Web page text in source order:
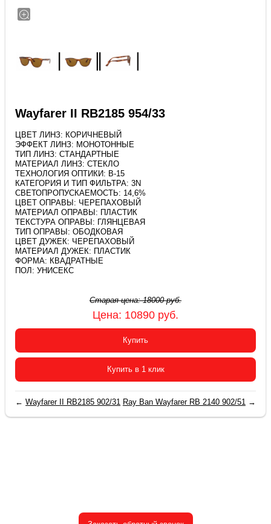
Wayfarer II RB2185 954/33
ЦВЕТ ЛИНЗ: КОРИЧНЕВЫЙ
ЭФФЕКТ ЛИНЗ: МОНОТОННЫЕ
ТИП ЛИНЗ: СТАНДАРТНЫЕ
МАТЕРИАЛ ЛИНЗ: СТЕКЛО
ТЕХНОЛОГИЯ ОПТИКИ: B-15
КАТЕГОРИЯ И ТИП ФИЛЬТРА: 3N
СВЕТОПРОПУСКАЕМОСТЬ: 14,6%
ЦВЕТ ОПРАВЫ: ЧЕРЕПАХОВЫЙ
МАТЕРИАЛ ОПРАВЫ: ПЛАСТИК
ТЕКСТУРА ОПРАВЫ: ГЛЯНЦЕВАЯ
ТИП ОПРАВЫ: ОБОДКОВАЯ
ЦВЕТ ДУЖЕК: ЧЕРЕПАХОВЫЙ
МАТЕРИАЛ ДУЖЕК: ПЛАСТИК
ФОРМА: КВАДРАТНЫЕ
ПОЛ: УНИСЕКС
Старая цена:18000руб.
Цена: 10890 руб.
Купить
Купить в 1 клик
←Wayfarer II RB2185 902/31 Ray Ban Wayfarer RB 2140 902/51 →